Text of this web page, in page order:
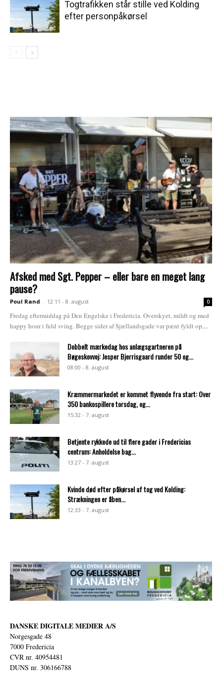
Togtrafikken står stille ved Kolding
efter personpåkørsel
Afsked med Sgt. Pepper – eller bare en meget lang
pause?
Poul Rand - 12:11 - 8. august 0
Fredag eftermiddag på Den Engelske i Fredericia. Overskyet, mildt og med
happy hour i fuld sving. Begge sider af Sjællandsgade var pænt fyldt op,...
Dobbelt mærkedag hos anlægsgartneren på
Bøgeskovvej: Jesper Bjerrisgaard runder 50 og...
08:00 - 8. august
Kræmmermarkedet er kommet flyvende fra start: Over
350 bankospillere torsdag, og...
15:32 - 7. august
Betjente rykkede ud til flere gader i Fredericias
centrum: Anholdelse bag...
13:27 - 7. august
Kvinde død efter påkørsel af tog ved Kolding:
Strækningen er åben...
12:33 - 7. august
DANSKE DIGITALE MEDIER A/S
Norgesgade 48
7000 Fredericia
CVR nr. 40954481
DUNS nr. 306166788